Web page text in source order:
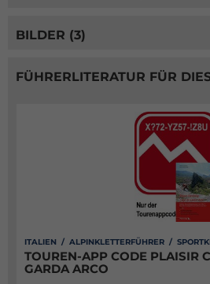
BILDER (3)
FÜHRERLITERATUR FÜR
ITALIEN / ALPINKLETTERFÜHRER /
TOUREN-APP CODE PLAISIR
GARDA ARCO